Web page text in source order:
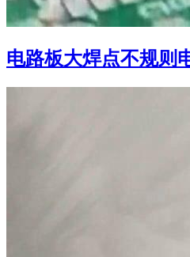
电路板大焊点不规则